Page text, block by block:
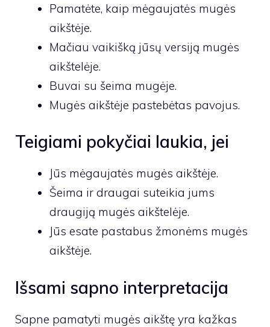
Pamatėte, kaip mėgaujatės mugės
aikštėje.
Mačiau vaikišką jūsų versiją mugės
aikštelėje.
Buvai su šeima mugėje.
Mugės aikštėje pastebėtas pavojus.
Teigiami pokyčiai laukia, jei
Jūs mėgaujatės mugės aikštėje.
Šeima ir draugai suteikia jums
draugiją mugės aikštelėje.
Jūs esate pastabus žmonėms mugės
aikštėje.
Išsami sapno interpretacija
Sapne pamatyti mugės aikštę yra kažkas